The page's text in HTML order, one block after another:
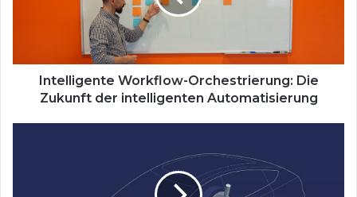
Automatisierung
Intelligente Workflow-Orchestrierung: Die
Zukunft der intelligenten Automatisierung